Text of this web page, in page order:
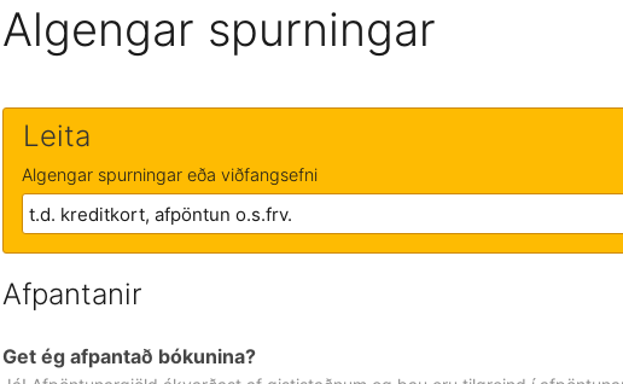
Algengar spurningar
Leita
Algengar spurningar eða viðfangsefni
Afpantanir
Get ég afpantað bókunina?